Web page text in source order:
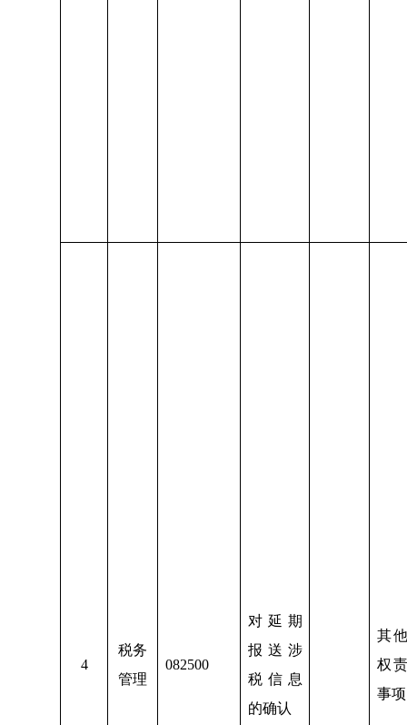
4
税务
管理
082500
对延期
报送涉
税信息
的确认
其
权
事项